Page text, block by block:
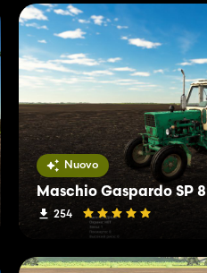
Nuovo
Maschio Gaspardo SP 8
254